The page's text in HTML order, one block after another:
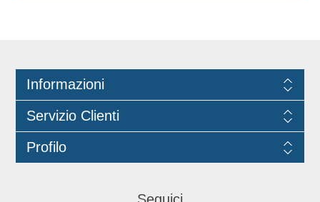
Informazioni
Servizio Clienti
Profilo